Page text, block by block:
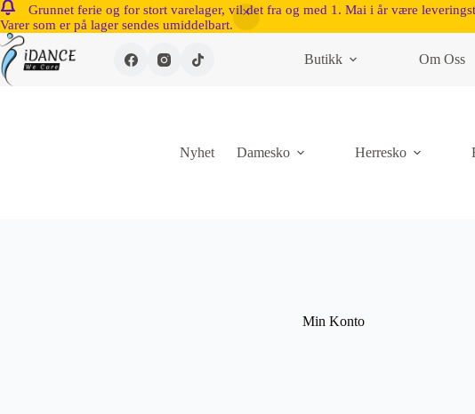
Grunnet ferie og for stort varelager, vil det fra og med 1. Mai i år være
Varer som er på lager sendes umiddelbart.
Butikk Om Oss
Nyhet Damesko Herresko
Min Konto